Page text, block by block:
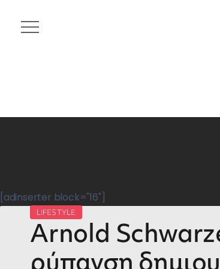
[adinserter block="16"]
LIFESTYLE
Arnold
ρύπανση